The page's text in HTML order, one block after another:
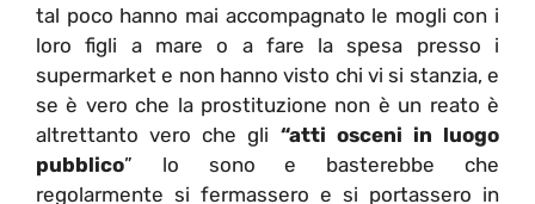
tal poco hanno mai accompagnato le mogli con i
loro figli a mare o a fare la spesa presso i
supermarket e non hanno visto chi vi si stanzia, e
se è vero che la prostituzione non è un reato è
altrettanto vero che gli “atti osceni in luogo
pubblico” lo sono e basterebbe che
regolarmente si fermassero e si portassero in